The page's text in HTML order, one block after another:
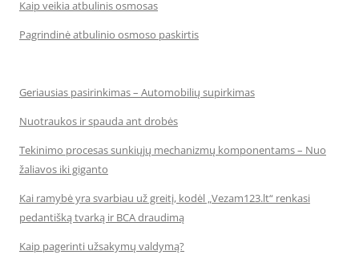
Kaip veikia atbulinis osmosas
Pagrindinė atbulinio osmoso paskirtis
Geriausias pasirinkimas – Automobilių supirkimas
Nuotraukos ir spauda ant drobės
Tekinimo procesas sunkiųjų mechanizmų komponentams – Nuo
žaliavos iki giganto
Kai ramybė yra svarbiau už greitį, kodėl „Vezam123.lt“ renkasi
pedantišką tvarką ir BCA draudimą
Kaip pagerinti užsakymų valdymą?